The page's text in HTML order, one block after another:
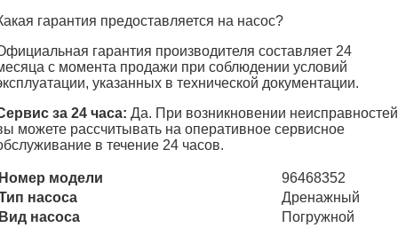
гарантия предоставляется на насос?
гарантия производителя составляет 24
с момента продажи при соблюдении условий
указанных в технической документации.
за 24 часа: Да. При возникновении неисправностей
можете рассчитывать на оперативное сервисное
в течение 24 часов.
модели
96468352
насоса
Дренажный
насоса
Погружной